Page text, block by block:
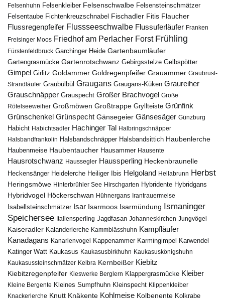
Felsenhuhn Felsenkleiber Felsenschwalbe Felsensteinschmätzer
Felsentaube Fichtenkreuzschnabel Fischadler Fitis Flaucher
Flussregenpfeifer Flussseeschwalbe Flussuferläufer Franken
Freisinger Moos Friedhof am Perlacher Forst Frühling
Fürstenfeldbruck Garchinger Heide Gartenbaumläufer
Gartengrasmücke Gartenrotschwanz Gebirgsstelze Gelbspötter
Gimpel Girlitz Goldammer Goldregenpfeifer Grauammer Graubrust-
Strandläufer Graubülbül Graugans Graugans-Küken Graureiher
Grauschnäpper Grauspecht Großer Brachvogel Große
Rötelseeweiher Großmöwen Großtrappe Gryllteiste Grünfink
Grünschenkel Grünspecht Gänsegeier Gänsesäger Günzburg
Habicht Habichtsadler Hachinger Tal Halbringschnäpper
Halsbandfrankolin Halsbandschnäpper Halsbandsittich Haubenlerche
Haubenmeise Haubentaucher Hausammer Hausente
Hausrotschwanz Haussegler Haussperling Heckenbraunelle
Heckensänger Heidelerche Heiliger Ibis Helgoland Hellabrunn Herbst
Heringsmöwe Hinterbrühler See Hirschgarten Hybridente Hybridgans
Hybridvogel Höckerschwan Hühnergans Irantrauermeise
Isabellsteinschmätzer Isar Isarmoos Isarmündung Ismaninger
Speichersee Italiensperling Jagdfasan Johanneskirchen Jungvögel
Kaiseradler Kalanderlerche Kammblässhuhn Kampfläufer
Kanadagans Kanarienvogel Kappenammer Karmingimpel Karwendel
Katinger Watt Kaukasus Kaukasusbirkhuhn Kaukasuskönigshuhn
Kaukasussteinschmätzer Kelbra Kernbeißer Kiebitz
Kiebitzregenpfeifer Kieswerke Berglern Klappergrasmücke Kleiber
Kleine Bergente Kleines Sumpfhuhn Kleinspecht Klippenkleiber
Knackerlerche Knutt Knäkente Kohlmeise Kolbenente Kolkrabe